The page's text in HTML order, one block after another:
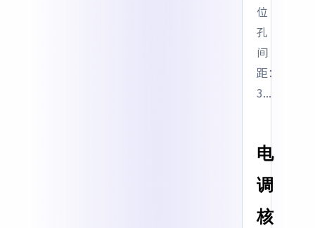
位
孔
间
距：
3...
电
调
核